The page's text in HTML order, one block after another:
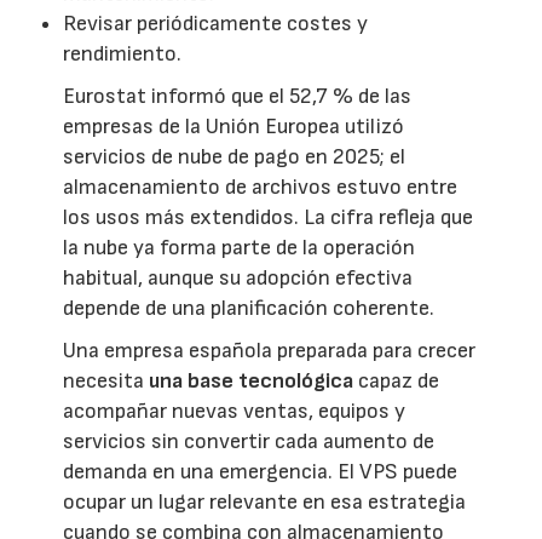
Revisar periódicamente costes y
rendimiento.
Eurostat informó que el 52,7 % de las
empresas de la Unión Europea utilizó
servicios de nube de pago en 2025; el
almacenamiento de archivos estuvo entre
los usos más extendidos. La cifra refleja que
la nube ya forma parte de la operación
habitual, aunque su adopción efectiva
depende de una planificación coherente.
Una empresa española preparada para crecer
necesita una base tecnológica capaz de
acompañar nuevas ventas, equipos y
servicios sin convertir cada aumento de
demanda en una emergencia. El VPS puede
ocupar un lugar relevante en esa estrategia
cuando se combina con almacenamiento